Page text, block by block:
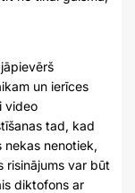
un ierīces
video
tad, kad
nekas nenotiek,
risinājums var būt
diktofons ar